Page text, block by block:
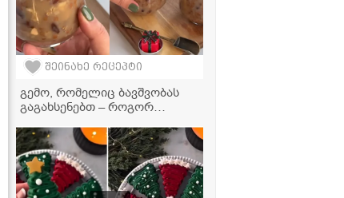
შეინახე რეცეპტი
გემო, რომელიც ბავშვობას
გაგახსენებთ – როგორ
წანდილი